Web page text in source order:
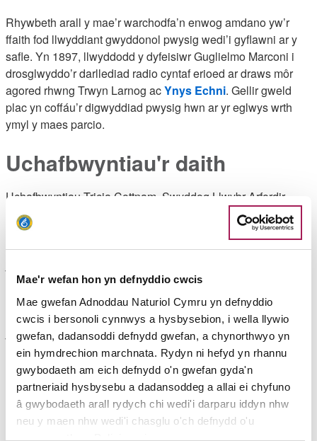
Mae'r wefan hon yn defnyddio cwcis
Mae gwefan Adnoddau Naturiol Cymru yn defnyddio
cwcis i bersonoli cynnwys a hysbysebion, i wella llywio
gwefan, dadansoddi defnydd gwefan, a chynorthwyo yn
ein hymdrechion marchnata. Rydyn ni hefyd yn rhannu
gwybodaeth am eich defnydd o'n gwefan gyda'n
partneriaid hysbysebu a dadansoddeg a allai ei chyfuno
â gwybodaeth arall rydych chi wedi'i darparu iddyn nhw
neu y maen nhw wedi'i chasglu o'ch defnydd o'u
gwasanaethau. Polisi cwcis
Rhywbeth arall y mae’r warchodfa’n enwog amdano yw’r
ffaith fod llwyddiant gwyddonol pwysig wedi’i gyflawni ar y
safle. Yn 1897, llwyddodd y dyfeisiwr Guglielmo Marconi i
drosglwyddo’r darllediad radio cyntaf erioed ar draws môr
agored rhwng Trwyn Larnog acYnys Echni. Gellir gweld
plac yn coffáu’r digwyddiad pwysig hwn ar yr eglwys wrth
ymyl y maes parcio.
Uchafbwyntiau'r daith
Uchafbwyntiau Tricia Cottnam, Swyddog Llwybr Arfordir
Cymru:
"Mae’r llwybr hwn yn rhyfeddol o safbwynt hanes, yn ogystal
â bod yn hardd ac yn dawel. Dyma’r safle lle trosglwyddwyd
Larnog i Ynys Echni. Byddwch hefyd yn mynd heibio i
Fagnelfa Larnog, a ddefnyddiwyd yn ystod yr Ail Ryfel Byd i
amddiffyn Caerdydd a’r Barri. Yn ystod y daith hon, gallwch
ymgolli mewn hanes"
Angen Gwybod
Ceir maes parcio yn Nhrwyn Larnog, ynghyd â lluniaeth a
thoiledau yn Nhafarn Marconi ym Mhentref Gwyliau Trwyn